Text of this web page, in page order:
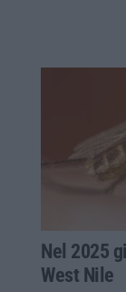
Nel 2025
West Nile